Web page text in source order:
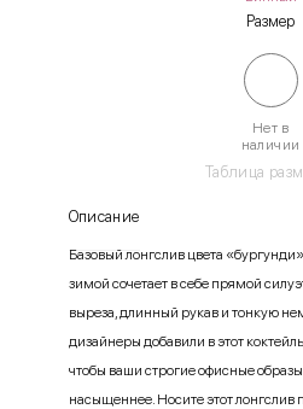
Размер
Таблица
Нет в
наличии
Описание
Базовый лонгслив цвета
зимой сочетает в себе прямой
выреза, длинный рукав и тонкую
дизайнеры добавили в этот
чтобы ваши строгие офисные
насыщеннее. Носите этот